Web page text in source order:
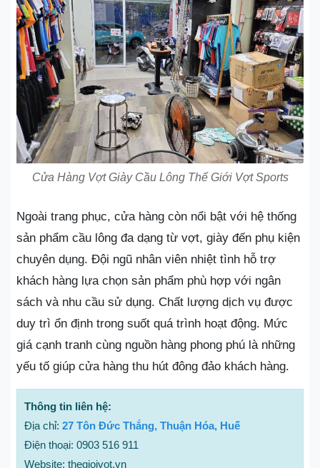
Cửa Hàng Vợt Giày Cầu Lông Thế Giới Vợt Sports
Ngoài trang phục, cửa hàng còn nổi bật với hệ thống
sản phẩm cầu lông đa dạng từ vợt, giày đến phụ kiện
chuyên dụng. Đội ngũ nhân viên nhiệt tình hỗ trợ
khách hàng lựa chọn sản phẩm phù hợp với ngân
sách và nhu cầu sử dụng. Chất lượng dịch vụ được
duy trì ổn định trong suốt quá trình hoạt động. Mức
giá cạnh tranh cùng nguồn hàng phong phú là những
yếu tố giúp cửa hàng thu hút đông đảo khách hàng.
Thông tin liên hệ:
Địa chỉ: 27 Tôn Đức Thắng, Thuận Hóa, Huế
Điện thoại: 0903 516 911
Website: thegioivot.vn